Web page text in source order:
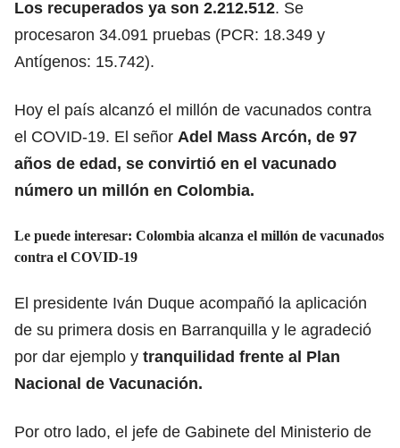
Los recuperados ya son 2.212.512​​​​​​​. Se
procesaron 34.091 pruebas (PCR: 18.349 y
Antígenos: 15.742).
Hoy el país alcanzó el millón de vacunados contra
el COVID-19. El señor Adel Mass Arcón, de 97
años de edad, se convirtió en el vacunado
número un millón en Colombia.
Le puede interesar: Colombia alcanza el millón de vacunados
contra el COVID-19
El presidente Iván Duque acompañó la aplicación
de su primera dosis en Barranquilla y le agradeció
por dar ejemplo y tranquilidad frente al Plan
Nacional de Vacunación.
Por otro lado, el jefe de Gabinete del Ministerio de